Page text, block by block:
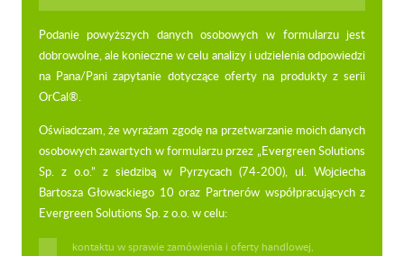
Podanie powyższych danych osobowych w formularzu jest
dobrowolne, ale konieczne w celu analizy i udzielenia odpowiedzi
na Pana/Pani zapytanie dotyczące oferty na produkty z serii
OrCal®.
Oświadczam, że wyrażam zgodę na przetwarzanie moich danych
osobowych zawartych w formularzu przez „Evergreen Solutions
Sp. z o.o.” z siedzibą w Pyrzycach (74-200), ul. Wojciecha
Bartosza Głowackiego 10 oraz Partnerów współpracujących z
Evergreen Solutions Sp. z o.o. w celu:
kontaktu w sprawie zamówienia i oferty handlowej,